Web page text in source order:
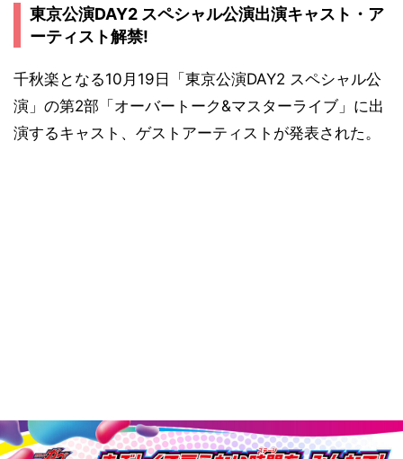
東京公演DAY2 スペシャル公演出演キャスト・ア
ーティスト解禁!
千秋楽となる10月19日「東京公演DAY2 スペシャル公
演」の第2部「オーバートーク&マスターライブ」に出
演するキャスト、ゲストアーティストが発表された。